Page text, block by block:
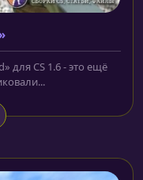
для CS 1.6 - это ещё